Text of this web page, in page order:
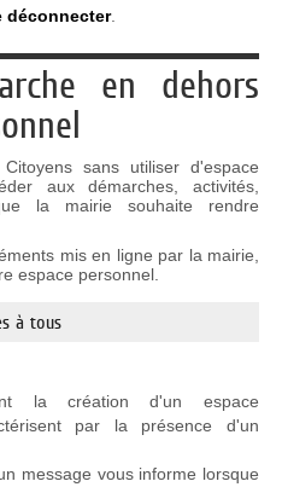
déconnecter.
en dehors
sans utiliser d'espace
aux démarches, activités,
la mairie souhaite rendre
mis en ligne par la mairie,
espace personnel.
à tous
la création d'un espace
par la présence d'un
message vous informe lorsque